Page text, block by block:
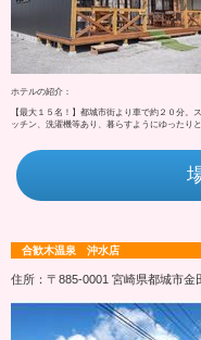
ホテルの紹介：
【最大１５名！】都城市街より車で約２０分
ッチン、洗濯機等あり、暮らすようにゆったり
合歓木温泉 沖水店
住所：〒885-0001 宮崎県都城市金